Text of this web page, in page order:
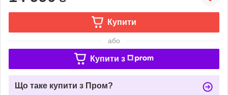
Купити
або
Купити з
Що таке купити з Пром?